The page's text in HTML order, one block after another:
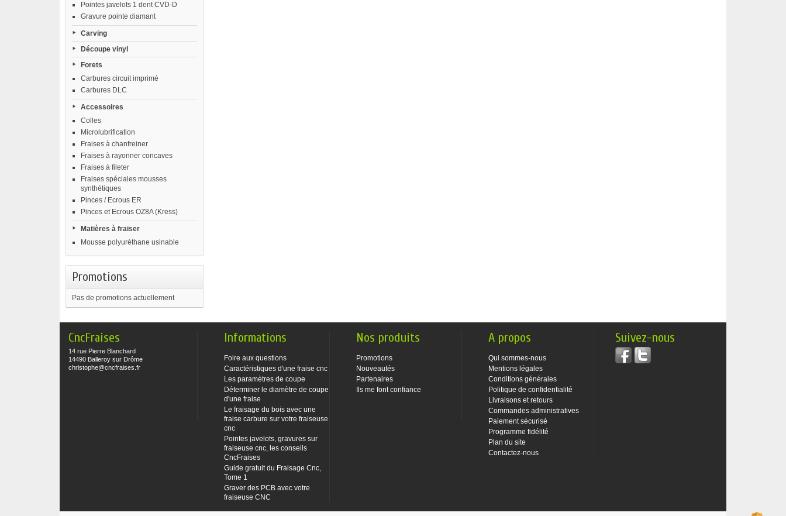
Pointes javelots 1 dent CVD-D
Gravure pointe diamant
Carving
Découpe vinyl
Forets
Carbures circuit imprimé
Carbures DLC
Accessoires
Colles
Microlubrification
Fraises à chanfreiner
Fraises à rayonner concaves
Fraises à fileter
Fraises spéciales mousses
synthétiques
Pinces / Ecrous ER
Pinces et Ecrous OZ8A (Kress)
Matières à fraiser
Mousse polyuréthane usinable
Promotions
Pas de promotions actuellement
CncFraises
14 rue Pierre Blanchard
14490 Balleroy sur Drôme
christophe@cncfraises.fr
Informations
Foire aux questions
Caractéristiques d'une fraise cnc
Les paramètres de coupe
Déterminer le diamètre de coupe
d'une fraise
Le fraisage du bois avec une
fraise carbure sur votre fraiseuse
cnc
Pointes javelots, gravures sur
fraiseuse cnc, les conseils
CncFraises
Guide gratuit du Fraisage Cnc,
Tome 1
Graver des PCB avec votre
fraiseuse CNC
Nos produits
Promotions
Nouveautés
Partenaires
Ils me font confiance
A propos
Qui sommes-nous
Mentions légales
Conditions générales
Politique de confidentialité
Livraisons et retours
Commandes administratives
Paiement sécurisé
Programme fidélité
Plan du site
Contactez-nous
Suivez-nous